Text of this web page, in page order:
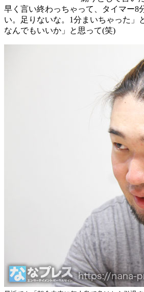
早く言い終わっちゃって、タイマー8
い。足りないな。1分まいちゃった」
なんでもいいか」と思って(笑)